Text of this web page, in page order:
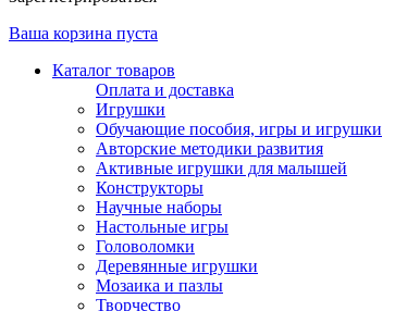
Ваша корзина пуста
Каталог товаров
Оплата и доставка
Игрушки
Обучающие пособия, игры и игрушки
Авторские методики развития
Активные игрушки для малышей
Конструкторы
Научные наборы
Настольные игры
Головоломки
Деревянные игрушки
Мозаика и пазлы
Творчество